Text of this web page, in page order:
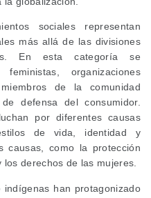
sociales representan
más allá de las divisiones
En esta categoría se
organizaciones
de la comunidad
defensa del consumidor.
por diferentes causas
de vida, identidad y
causas, como la protección
los derechos de las mujeres.
han protagonizado